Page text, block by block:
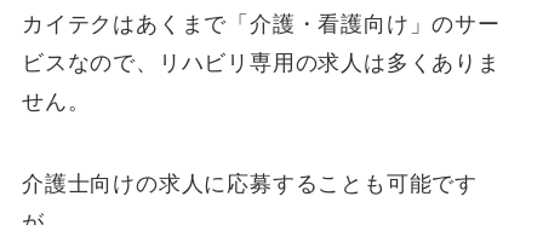
カイテクはあくまで「介護・看護向け」のサー
ビスなので、リハビリ専用の求人は多くありま
せん。
介護士向けの求人に応募することも可能です